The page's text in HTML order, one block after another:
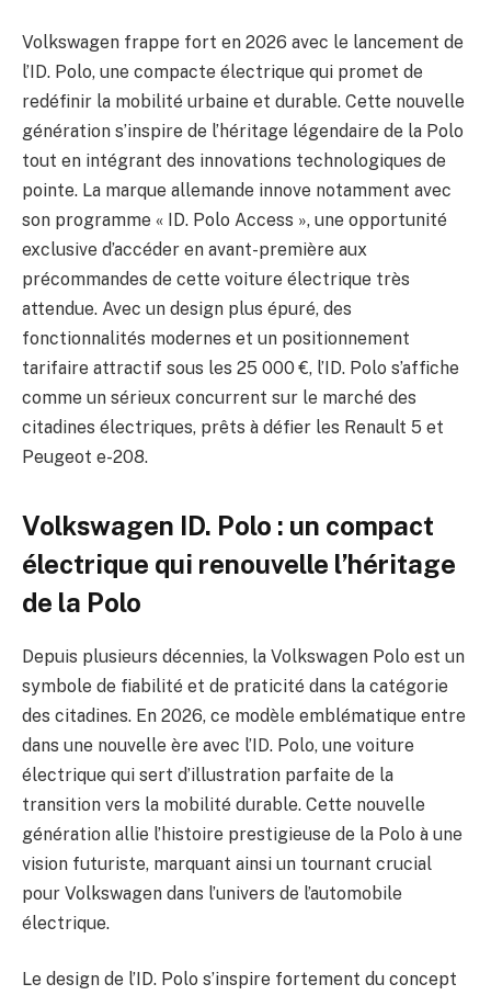
Volkswagen frappe fort en 2026 avec le lancement de
l’ID. Polo, une compacte électrique qui promet de
redéfinir la mobilité urbaine et durable. Cette nouvelle
génération s’inspire de l’héritage légendaire de la Polo
tout en intégrant des innovations technologiques de
pointe. La marque allemande innove notamment avec
son programme « ID. Polo Access », une opportunité
exclusive d’accéder en avant-première aux
précommandes de cette voiture électrique très
attendue. Avec un design plus épuré, des
fonctionnalités modernes et un positionnement
tarifaire attractif sous les 25 000 €, l’ID. Polo s’affiche
comme un sérieux concurrent sur le marché des
citadines électriques, prêts à défier les Renault 5 et
Peugeot e-208.
Volkswagen ID. Polo : un compact
électrique qui renouvelle l’héritage
de la Polo
Depuis plusieurs décennies, la Volkswagen Polo est un
symbole de fiabilité et de praticité dans la catégorie
des citadines. En 2026, ce modèle emblématique entre
dans une nouvelle ère avec l’ID. Polo, une voiture
électrique qui sert d’illustration parfaite de la
transition vers la mobilité durable. Cette nouvelle
génération allie l’histoire prestigieuse de la Polo à une
vision futuriste, marquant ainsi un tournant crucial
pour Volkswagen dans l’univers de l’automobile
électrique.
Le design de l’ID. Polo s’inspire fortement du concept